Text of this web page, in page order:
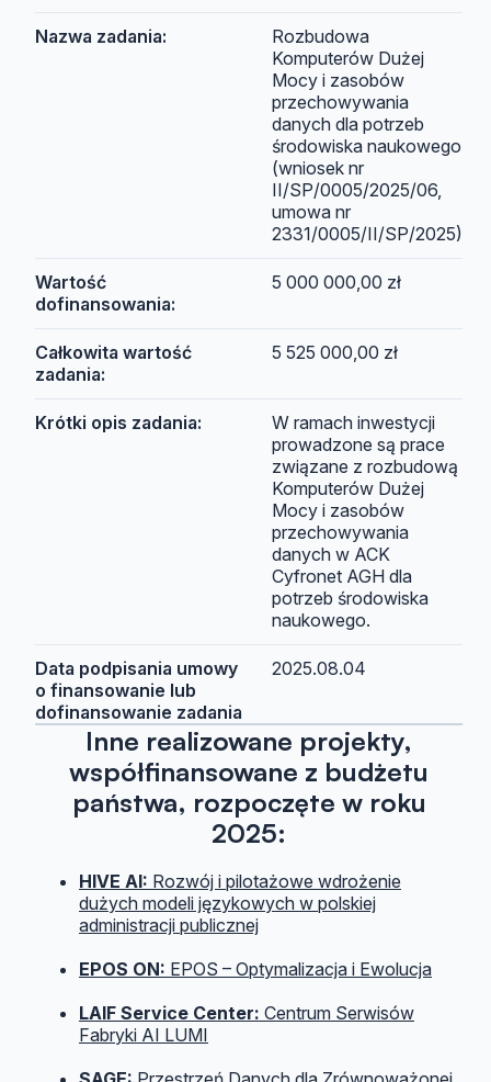
Nazwa zadania:
Rozbudowa
Komputerów Dużej
Mocy i zasobów
przechowywania
danych dla potrzeb
środowiska naukowego
(wniosek nr
II/SP/0005/2025/06,
umowa nr
2331/0005/II/SP/2025)
Wartość
dofinansowania:
5 000 000,00 zł
Całkowita wartość
zadania:
5 525 000,00 zł
Krótki opis zadania:
W ramach inwestycji
prowadzone są prace
związane z rozbudową
Komputerów Dużej
Mocy i zasobów
przechowywania
danych w ACK
Cyfronet AGH dla
potrzeb środowiska
naukowego.
Data podpisania umowy
o finansowanie lub
dofinansowanie zadania
2025.08.04
Inne realizowane projekty,
współfinansowane z budżetu
państwa, rozpoczęte w roku
2025:
HIVE AI: Rozwój i pilotażowe wdrożenie
dużych modeli językowych w polskiej
administracji publicznej
EPOS ON: EPOS – Optymalizacja i Ewolucja
LAIF Service Center: Centrum Serwisów
Fabryki AI LUMI